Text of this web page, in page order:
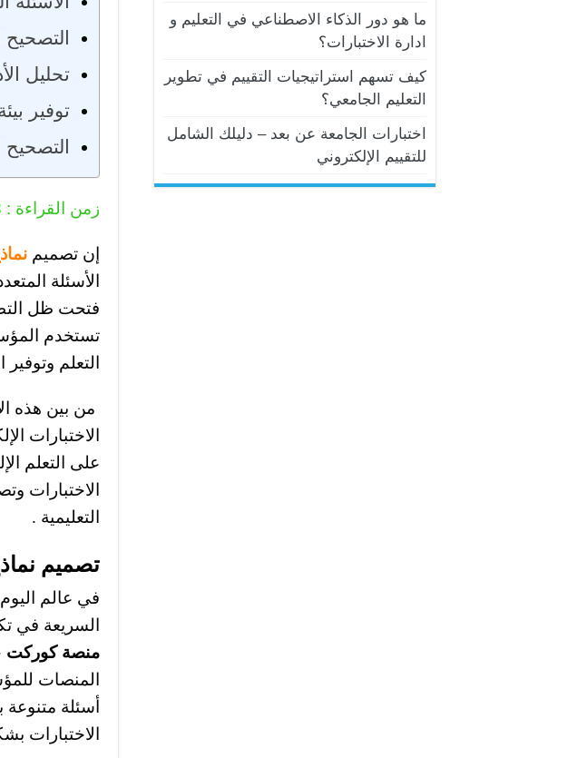
تحليل
توفير
زمن القراءة :
إن تصميم
فتحت ظل
تستخدم
التعلم
من بين هذه
الاختبارات
على التعلم
الاختبارات
التعليمية .
تصميم
في عالم
السريعة في
منصة كوركت
المنصات
الاختبارات
ما هو دور الذكاء الاصطناعي في التعليم و
ادارة الاختبارات؟
كيف تسهم استراتيجيات التقييم في تطوير
التعليم الجامعي؟
اختبارات الجامعة عن بعد – دليلك الشامل
للتقييم الإلكتروني